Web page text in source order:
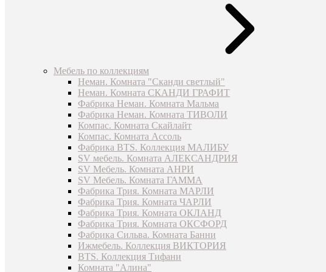
Мебель по коллекциям
Неман. Комната "Сканди светлый"
Неман. Комната СКАНДИ ГРАФИТ
Фабрика Неман. Комната Мальма
Фабрика Неман. Комната ТИВОЛИ
Компас. Комната Скайлайт
Компас. Комната Ассоль
Фабрика BTS. Коллекция МАЛИБУ
SV мебель. Комната АЛЕКСАНДРИЯ
SV Мебель. Комната АНРИ
SV Мебель. Комната ГАММА
Фабрика Трия. Комната МАРЛИ
Фабрика Трия. Комната ЧАРЛИ
Фабрика Трия. Комната ОКЛАНД
Фабрика Трия. Комната ОКСФОРД
Фабрика Сильва. Комната Банни
Ижмебель. Коллекция ВИКТОРИЯ
BTS. Коллекция Тифани
Комната "Алина"